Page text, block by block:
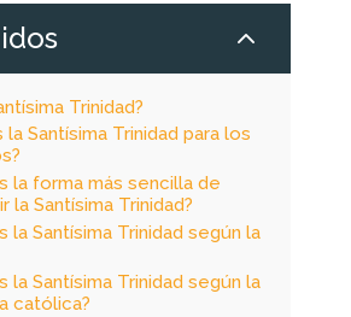
2
Trinidad?
la Santísima Trinidad para los
la forma más sencilla de
la Santísima Trinidad?
la Santísima Trinidad según la
la Santísima Trinidad según la
católica?